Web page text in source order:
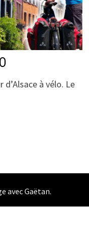
d’Alsace à vélo. Le
avec Gaëtan.